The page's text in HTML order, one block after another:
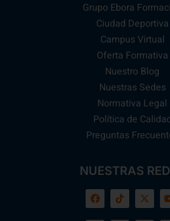
Grupo Ebora
Ciudad Deportiva
Campus Virtual
Oferta Formativa
Nuestro Blog
Nuestras Sedes
Normativa Legal
Política de
Preguntas
NUESTRAS